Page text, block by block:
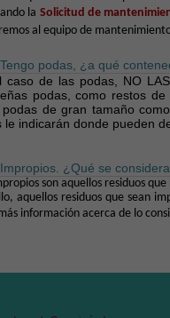
la Solicitud de
al equipo de
Tengo podas, ¿a qué
caso de las podas, NO
podas, como restos
podas de gran tamaño
le indicarán donde pueden
Impropios. ¿Qué se
son aquellos residuos
aquellos residuos que sean
información acerca de lo